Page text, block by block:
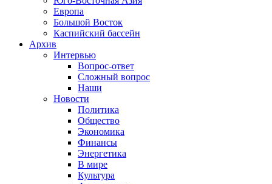
Европа
Большой Восток
Каспийский бассейн
Архив
Интервью
Вопрос-ответ
Сложный вопрос
Наши
Новости
Политика
Общество
Экономика
Финансы
Энергетика
В мире
Культура